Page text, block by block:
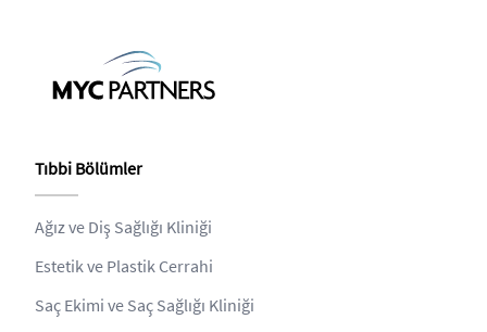
Tıbbi Bölümler
Ağız ve Diş Sağlığı Kliniği
Estetik ve Plastik Cerrahi
Saç Ekimi ve Saç Sağlığı Kliniği